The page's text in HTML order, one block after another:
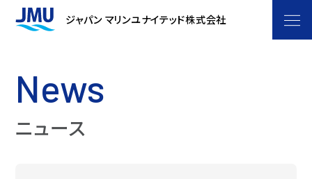
ジャパン マリンユナイテッド株式会社
企業情報
JMU フィロソフィー
会社概要
JMUストーリー
マーケティングプロジェクト
事業紹介
商船事業
技術・研究開発
News
ニュース